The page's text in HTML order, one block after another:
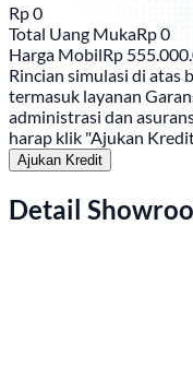
Rp0
Total Uang MukaRp0
Harga MobilRp
Rincian simulasi di atas
termasuk layanan
administrasi dan
harap klik "Ajukan
Ajukan Kredit
Detail